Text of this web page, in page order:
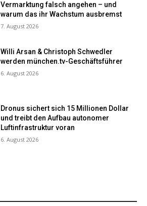
Vermarktung falsch angehen – und
warum das ihr Wachstum ausbremst
7. August 2026
Willi Arsan & Christoph Schwedler
werden münchen.tv-Geschäftsführer
6. August 2026
Dronus sichert sich 15 Millionen Dollar
und treibt den Aufbau autonomer
Luftinfrastruktur voran
6. August 2026